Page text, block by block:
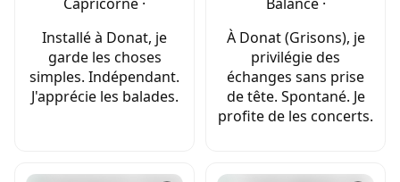
Installé à Donat, je
garde les choses
simples. Indépendant.
J'apprécie les balades.
À Donat (Grisons), je
privilégie des
échanges sans prise
de tête. Spontané. Je
profite de les concerts.